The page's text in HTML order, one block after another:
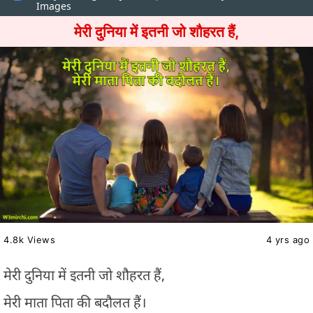
Images
मेरी दुनिया में इतनी जो शौहरत हैं,
4.8k Views 4 yrs ago
मेरी दुनिया में इतनी जो शौहरत हैं,
मेरी माता पिता की बदौलत हैं।